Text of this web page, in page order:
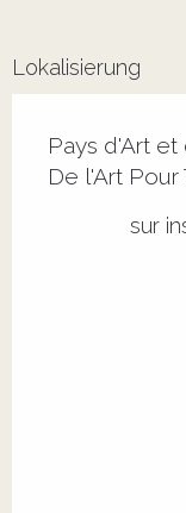
Lokalisierung
Pays d'Art et
De l'Art Pour
sur